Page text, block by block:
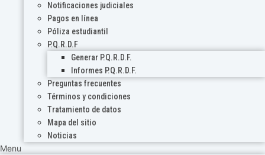
Notificaciones judiciales
Pagos en línea
Póliza estudiantil
P.Q.R.D.F
Generar P.Q.R.D.F.
Informes P.Q.R.D.F.
Preguntas frecuentes
Términos y condiciones
Tratamiento de datos
Mapa del sitio
Noticias
Menu